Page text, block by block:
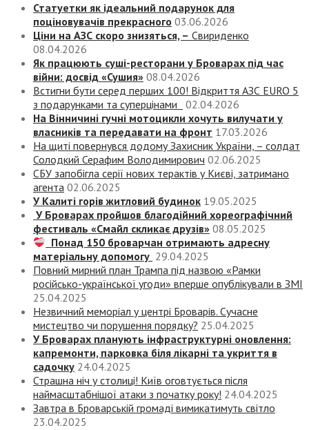
Статуетки як ідеальний подарунок для
поціновувачів прекрасного 03.06.2026
Ціни на АЗС скоро знизяться, – Свириденко
08.04.2026
Як працюють суші-ресторани у Броварах під час
війни: досвід «Сушия» 08.04.2026
Встигни бути серед перших 100! Відкриття АЗС EURO 5
з подарунками та суперцінами
02.04.2026
На Вінничині гучні мотоцикли хочуть вилучати у
власників та передавати на фронт 17.03.2026
На щиті повернувся додому Захисник України, – солдат
Солодкий Серафим Володимирович 02.06.2025
СБУ запобігла серії нових терактів у Києві, затримано
агента 02.06.2025
У Калиті горів житловий будинок 19.05.2025
У Броварах пройшов благодійний хореографічний
фестиваль «Смайл скликає друзів» 08.05.2025
Понад 150 броварчан отримають адресну
матеріальну допомогу 29.04.2025
Повний мирний план Трампа під назвою «‎Рамки
російсько-української угоди» вперше опублікували в ЗМІ
25.04.2025
Незвичний меморіал у центрі Броварів. Сучасне
мистецтво чи порушення порядку? 25.04.2025
У Броварах планують інфраструктурні оновлення:
капремонти, парковка біля лікарні та укриття в
садочку 24.04.2025
Страшна ніч у столиці! Київ оговтується після
наймасштабнішої атаки з початку року! 24.04.2025
Завтра в Броварській громаді вимикатимуть світло
23.04.2025